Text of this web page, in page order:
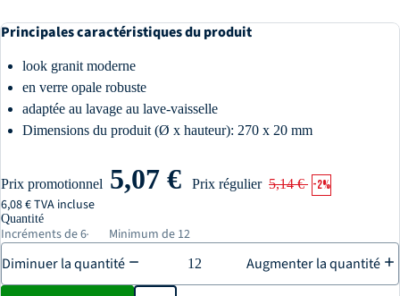
Principales caractéristiques du produit
look granit moderne
en verre opale robuste
adaptée au lavage au lave-vaisselle
Dimensions du produit (Ø x hauteur): 270 x 20 mm
Prix promotionnel 5,07 € Prix régulier 5,14 € -2%
6,08 € TVA incluse
Quantité
Incréments de 6 Minimum de 12
Diminuer la quantité Augmenter la quantité